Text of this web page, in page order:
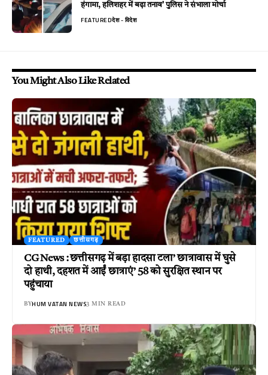
हंगामा, हलिशहर में बढ़ा तनाव’ पुलिस ने संभाला मोर्चा
FEATUREDदेश - विदेश
You Might Also Like Related
FEATURED छत्तीसगढ़
CG News : छत्तीसगढ़ में बड़ा हादसा टला’ छात्रावास में घुसे
दो हाथी, दहशत में आईं छात्राएं’ 58 को सुरक्षित स्थान पर
पहुंचाया
BYHUM VATAN NEWS3 MIN READ